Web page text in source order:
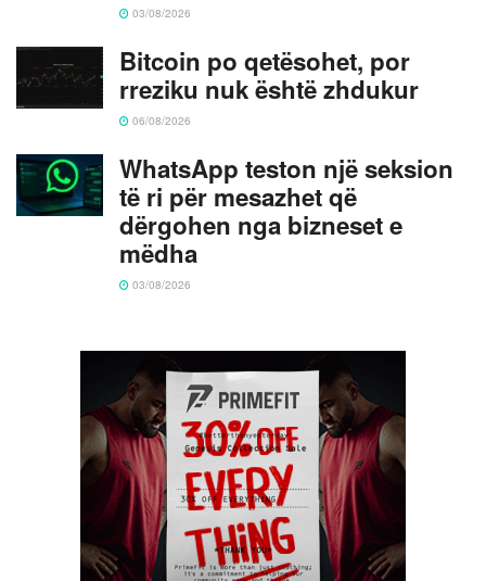
03/08/2026
Bitcoin po qetësohet, por
rreziku nuk është zhdukur
06/08/2026
WhatsApp teston një seksion
të ri për mesazhet që
dërgohen nga bizneset e
mëdha
03/08/2026